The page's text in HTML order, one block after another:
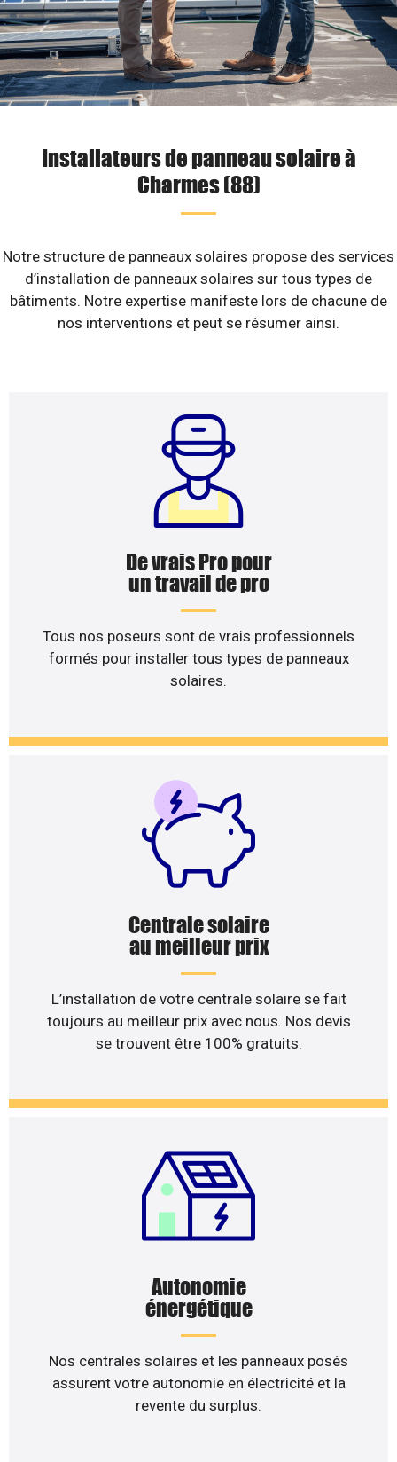
Installateurs de panneau solaire à
Charmes (88)
Notre structure de panneaux solaires propose des services
d’installation de panneaux solaires sur tous types de
bâtiments. Notre expertise manifeste lors de chacune de
nos interventions et peut se résumer ainsi.
De vrais Pro pour
un travail de pro
Tous nos poseurs sont de vrais professionnels
formés pour installer tous types de panneaux
solaires.
Centrale solaire
au meilleur prix
L’installation de votre centrale solaire se fait
toujours au meilleur prix avec nous. Nos devis
se trouvent être 100% gratuits.
Autonomie
énergétique
Nos centrales solaires et les panneaux posés
assurent votre autonomie en électricité et la
revente du surplus.